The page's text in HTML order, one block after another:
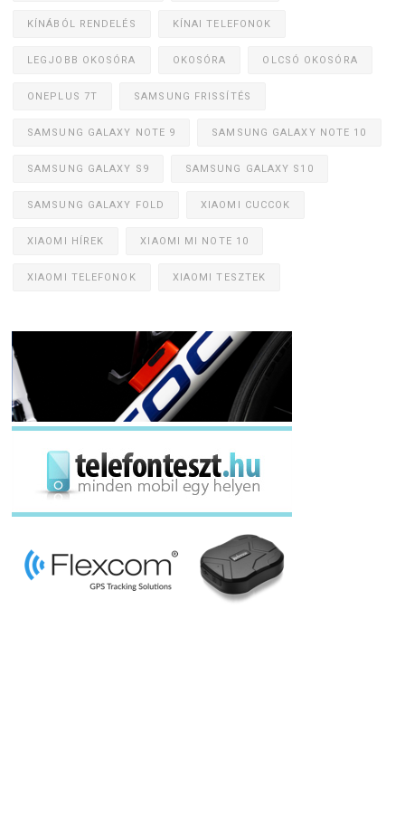
KÍNÁBÓL RENDELÉS KÍNAI TELEFONOK
LEGJOBB OKOSÓRA OKOSÓRA OLCSÓ OKOSÓRA
ONEPLUS 7T SAMSUNG FRISSÍTÉS
SAMSUNG GALAXY NOTE 9 SAMSUNG GALAXY NOTE 10
SAMSUNG GALAXY S9 SAMSUNG GALAXY S10
SAMSUNG GALAXY FOLD XIAOMI CUCCOK
XIAOMI HÍREK XIAOMI MI NOTE 10
XIAOMI TELEFONOK XIAOMI TESZTEK